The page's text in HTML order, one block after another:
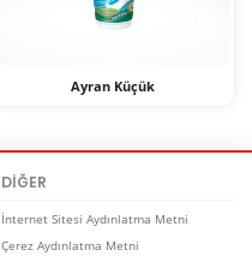
Ayran Küçük
DİĞER
İnternet Sitesi Aydınlatma Metni
Çerez Aydınlatma Metni